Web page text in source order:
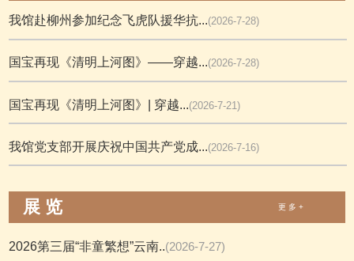
我馆赴柳州参加纪念飞虎队援华抗...(2026-7-28)
国宝再现《清明上河图》——穿越...(2026-7-28)
国宝再现《清明上河图》| 穿越...(2026-7-21)
我馆党支部开展庆祝中国共产党成...(2026-7-16)
展 览 更 多 +
2026第三届“非童繁想”云南..(2026-7-27)